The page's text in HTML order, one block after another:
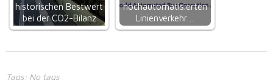
historischen Bestwert
bei der CO2-Bilanz
hochautomatisierten
Linienverkehr…
Tags: No tags